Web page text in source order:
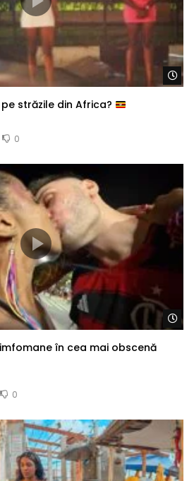
străzile din Africa?
0
în cea mai obscenă
0